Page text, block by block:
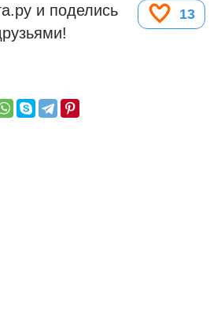
13
и поделись